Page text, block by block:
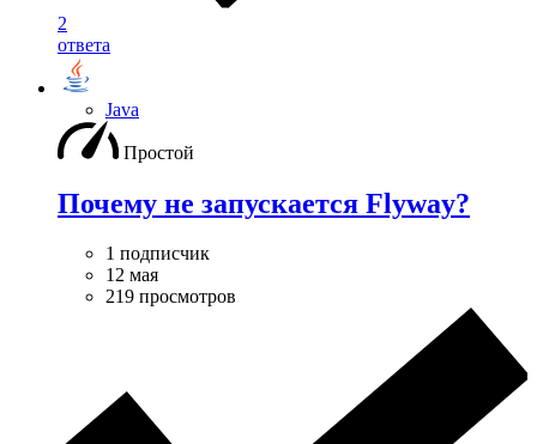
2
ответа
Java
Простой
Почему не запускается Flyway?
1 подписчик
12 мая
219 просмотров